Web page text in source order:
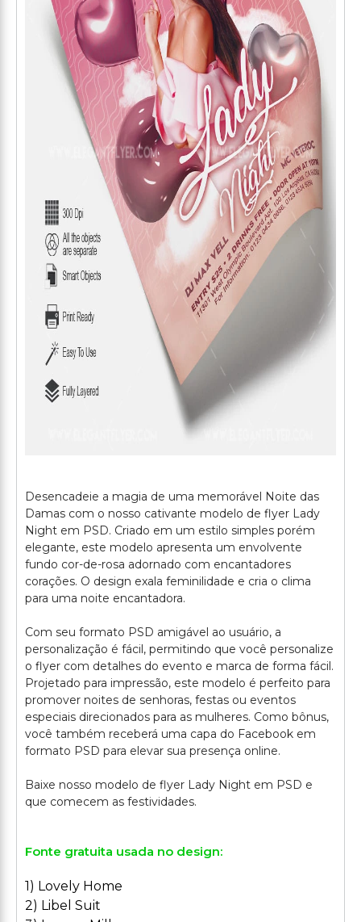
Desencadeie a magia de uma memorável Noite das
Damas com o nosso cativante modelo de flyer Lady
Night em PSD. Criado em um estilo simples porém
elegante, este modelo apresenta um envolvente
fundo cor-de-rosa adornado com encantadores
corações. O design exala feminilidade e cria o clima
para uma noite encantadora.
Com seu formato PSD amigável ao usuário, a
personalização é fácil, permitindo que você personalize
o flyer com detalhes do evento e marca de forma fácil.
Projetado para impressão, este modelo é perfeito para
promover noites de senhoras, festas ou eventos
especiais direcionados para as mulheres. Como bônus,
você também receberá uma capa do Facebook em
formato PSD para elevar sua presença online.
Baixe nosso modelo de flyer Lady Night em PSD e
Fonte gratuita usada no design:
1) Lovely Home
2) Libel Suit